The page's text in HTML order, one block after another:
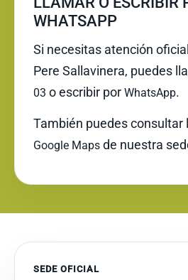
WHATSAPP
Si necesitas atención
Pere Sallavinera, puedes
03 o escribir por WhatsApp.
También puedes consultar
Google Maps de nuestra
SEDE OFICIAL